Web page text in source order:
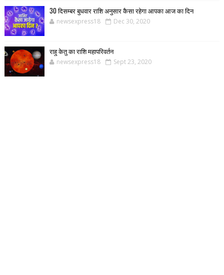
30 दिसम्बर बुधवार राशि अनुसार कैसा रहेगा आपका आज का दिन
newsexpress18 Dec 30, 2020
राहु केतु का राशि महापरिवर्तन
newsexpress18 Sept 23, 2020